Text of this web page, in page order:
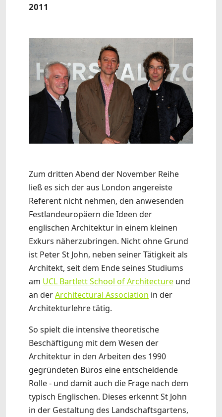
2011
Zum dritten Abend der November Reihe
ließ es sich der aus London angereiste
Referent nicht nehmen, den anwesenden
Festlandeuropäern die Ideen der
englischen Architektur in einem kleinen
Exkurs näherzubringen. Nicht ohne Grund
ist Peter St John, neben seiner Tätigkeit als
Architekt, seit dem Ende seines Studiums
am UCL Bartlett School of Architecture und
an derArchitectural Association in der
Architekturlehre tätig.
So spielt die intensive theoretische
Beschäftigung mit dem Wesen der
Architektur in den Arbeiten des 1990
gegründeten Büros eine entscheidende
Rolle - und damit auch die Frage nach dem
typisch Englischen. Dieses erkennt St John
in der Gestaltung des Landschaftsgartens,